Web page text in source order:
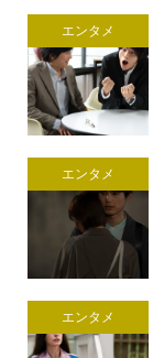
エンタメ
エンタメ
エンタメ